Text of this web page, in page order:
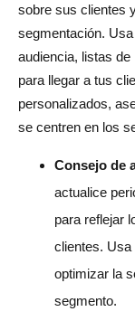
sobre sus clientes
segmentación.
audiencia, listas
para llegar a tus
personalizados,
se centren en los
Consejo de
actualice
para reflejar
clientes. Usa
optimizar la
segmento.